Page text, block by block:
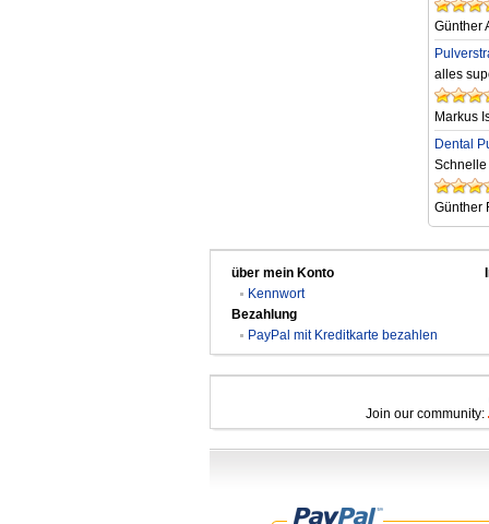
Günther
alles
Markus
Dental
Schnelle
Günther
über mein Konto
Kennwort
Bezahlung
PayPal mit Kreditkarte bezahlen
Join our community: